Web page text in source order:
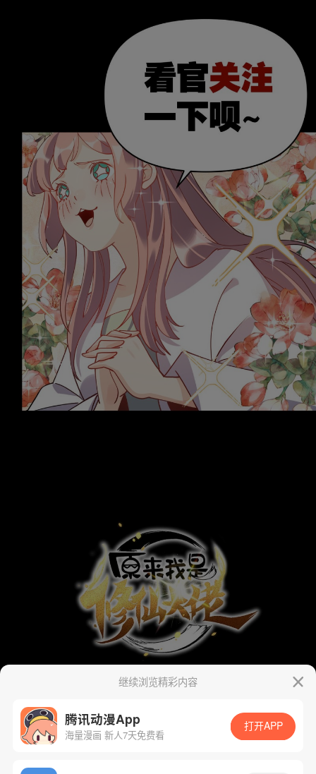
App免费看
继续浏览精彩内容
腾讯动漫App
海量漫画 新人7天免费看
打开APP